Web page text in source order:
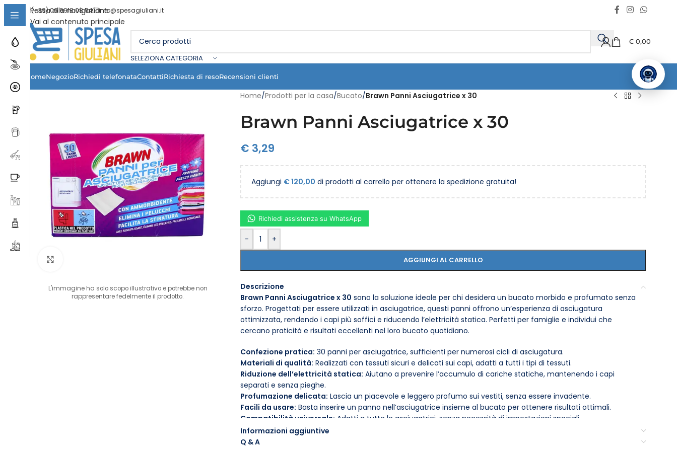
Passa alla navigazione
Vai al contenuto principale
(+39) 06 9918 08 54 info@spesagiuliani.it
SELEZIONA CATEGORIA
€ 0,00
HomeNegozioRichiedi telefonataContattiRichiesta di resoRecensioni clienti
L'immagine ha solo scopo illustrativo e potrebbe non
rappresentare fedelmente il prodotto.
Home/Prodotti per la casa/Bucato/Brawn Panni Asciugatrice x 30
Brawn Panni Asciugatrice x 30
€ 3,29
Aggiungi €120,00 di prodotti al carrello per ottenere la spedizione gratuita!
- +
AGGIUNGI AL CARRELLO
Richiedi assistenza su WhatsApp
Descrizione
Brawn Panni Asciugatrice x 30 sono la soluzione ideale per chi desidera un bucato morbido e profumato senza
sforzo. Progettati per essere utilizzati in asciugatrice, questi panni offrono un’esperienza di asciugatura
ottimizzata, rendendo i capi più soffici e riducendo l’elettricità statica. Perfetti per famiglie e individui che
cercano praticità e risultati eccellenti nel loro bucato quotidiano.
Confezione pratica: 30 panni per asciugatrice, sufficienti per numerosi cicli di asciugatura.
Materiali di qualità: Realizzati con tessuti sicuri e delicati sui capi, adatti a tutti i tipi di tessuti.
Riduzione dell’elettricità statica: Aiutano a prevenire l’accumulo di cariche statiche, mantenendo i capi
separati e senza pieghe.
Profumazione delicata: Lascia un piacevole e leggero profumo sui vestiti, senza essere invadente.
Facili da usare: Basta inserire un panno nell’asciugatrice insieme al bucato per ottenere risultati ottimali.
Compatibilità universale: Adatti a tutte le asciugatrici, senza necessità di impostazioni speciali.
Risparmio di tempo:Contribuiscono a ridurre il tempo di asciugatura, migliorando l’efficienza energetica.
Per ottenere il massimo dai tuoi Brawn Panni Asciugatrice x 30, inseriscili all’inizio del ciclo di asciugatura. Goditi la
Informazioni aggiuntive
Q & A